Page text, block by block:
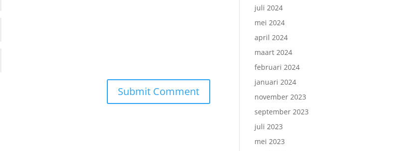
juli 2024
mei 2024
april 2024
maart 2024
februari 2024
januari 2024
november 2023
september 2023
juli 2023
mei 2023